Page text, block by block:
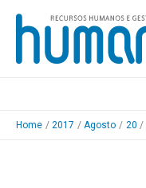
Skip
content
Home 2017 Agosto 20